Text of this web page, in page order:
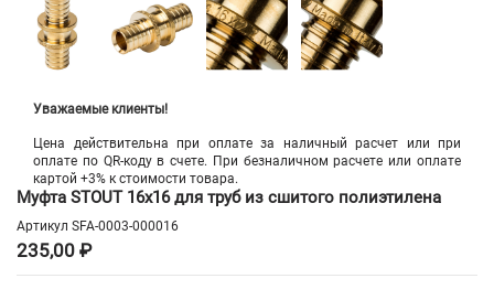
Уважаемые клиенты!
Цена действительна при оплате за наличный расчет или при
оплате по QR-коду в счете. При безналичном расчете или оплате
картой +3% к стоимости товара.
Муфта STOUT 16х16 для труб из сшитого полиэтилена
Артикул SFA-0003-000016
235,00 ₽